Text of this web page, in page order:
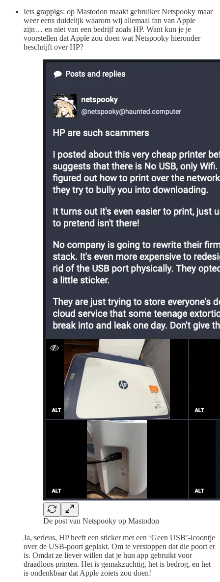
Iets grappigs: op Mastodon maakt gebruiker Netspooky maar
weer eens duidelijk waarom wij allemaal fan van Apple
zijn… en niet van een bedrijf zoals HP. Want kun je je
voorstellen dat Apple zou doen wat Netspooky hieronder
beschrijft over HP?
De post van Netspooky op Mastodon
Ja, serieus, HP heeft een sticker met een ‘Geen USB’-icoontje
over de USB-poort geplakt. Om te verstoppen dat die poort er
is. Omdat ze liever willen dat je hun app gebruikt voor
draadloos printen. Het is gemakzuchtig, het is bedrog, en het
is ondenkbaar dat Apple zoiets zou doen!